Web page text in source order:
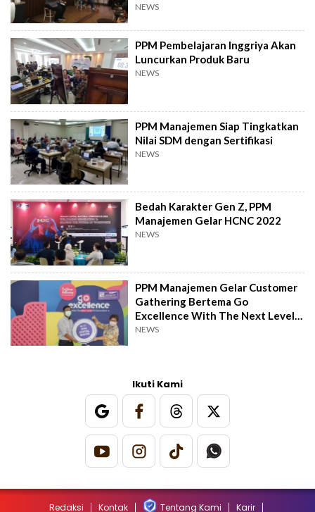
NEWS
PPM Pembelajaran Inggriya Akan
Luncurkan Produk Baru
NEWS
PPM Manajemen Siap Tingkatkan
Nilai SDM dengan Sertifikasi
NEWS
Bedah Karakter Gen Z, PPM
Manajemen Gelar HCNC 2022
NEWS
PPM Manajemen Gelar Customer
Gathering Bertema Go
Excellence With The Next Level
of Generation
NEWS
Ikuti Kami
Redaksi Kontak Tentang Kami Karir